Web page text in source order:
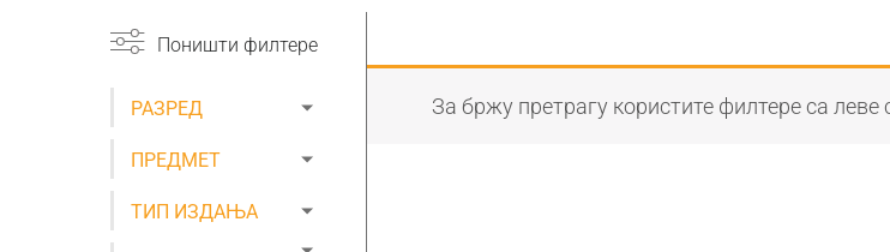
Поништи филтере
РАЗРЕД
ПРЕДМЕТ
ТИП ИЗДАЊА
За бржу претрагу користите филтере са